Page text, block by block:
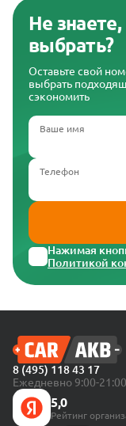
Не
выбрать?
Оставьте свой
выбрать
сэкономить
Ваше имя
Телефон
Нажимая
Политикой
8 (495) 118 43 17
Ежедневно 9:00-21:00
5,0
Рейтинг